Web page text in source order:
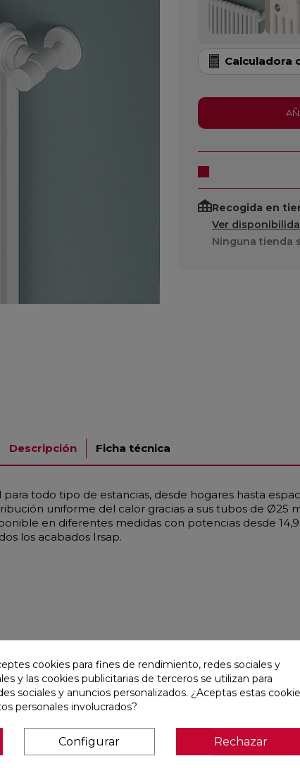
Calculadora
Recogida en
Ver
Ninguna tienda
Descripción Ficha técnica
todo tipo de estancias, desde hogares hasta
uniforme del calor gracias a sus tubos de Ø25
en diferentes medidas con potencias desde
los acabados Irsap.
favorite
cookies para fines de rendimiento, redes sociales y
y las cookies publicitarias de terceros se utilizan para
sociales y anuncios personalizados. ¿Aceptas estas
personales involucrados?
Configurar Rechazar